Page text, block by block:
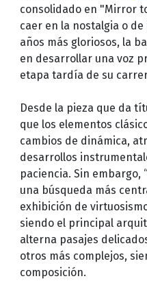
consolidado en "Mirror
caer en la nostalgia o
años más gloriosos, la
en desarrollar una voz
etapa tardía de su
Desde la pieza que da
que los elementos
cambios de dinámica,
desarrollos
paciencia. Sin embargo,
una búsqueda más
exhibición de
siendo el principal
alterna pasajes
otros más complejos,
composición.